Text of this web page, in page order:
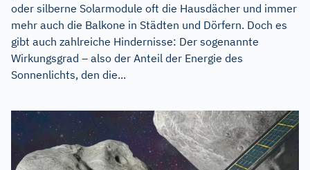
oder silberne Solarmodule oft die Hausdächer und immer
mehr auch die Balkone in Städten und Dörfern. Doch es
gibt auch zahlreiche Hindernisse: Der sogenannte
Wirkungsgrad – also der Anteil der Energie des
Sonnenlichts, den die...